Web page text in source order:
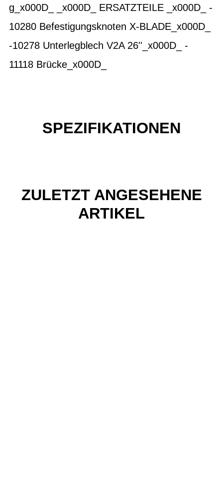
g_x000D_ _x000D_ ERSATZTEILE _x000D_ -
10280 Befestigungsknoten X-BLADE_x000D_
-10278 Unterlegblech V2A 26''_x000D_ -
11118 Brücke_x000D_
SPEZIFIKATIONEN
ZULETZT ANGESEHENE
ARTIKEL